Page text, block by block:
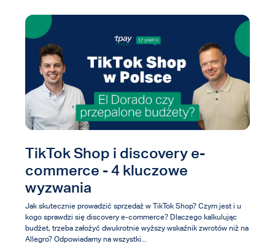
TikTok Shop i discovery e-
commerce - 4 kluczowe
wyzwania
Jak skutecznie prowadzić sprzedaż w TikTok Shop? Czym jest i u
kogo sprawdzi się discovery e-commerce? Dlaczego kalkulując
budżet, trzeba założyć dwukrotnie wyższy wskaźnik zwrotów niż na
Allegro? Odpowiadamy na wszystki...